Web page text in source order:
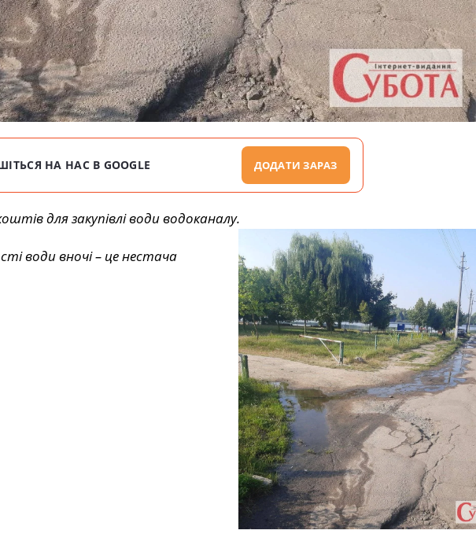
НА НАС В GOOGLE ДОДАТИ ЗАРАЗ
для закупівлі води водоканалу.
води вночі – це нестача